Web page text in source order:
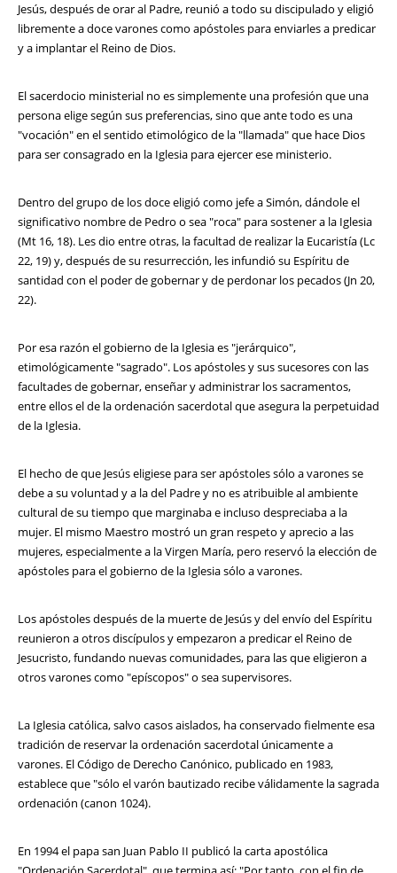
Jesús, después de orar al Padre, reunió a todo su discipulado y eligió
libremente a doce varones como apóstoles para enviarles a predicar
y a implantar el Reino de Dios.
El sacerdocio ministerial no es simplemente una profesión que una
persona elige según sus preferencias, sino que ante todo es una
"vocación" en el sentido etimológico de la "llamada" que hace Dios
para ser consagrado en la Iglesia para ejercer ese ministerio.
Dentro del grupo de los doce eligió como jefe a Simón, dándole el
significativo nombre de Pedro o sea "roca" para sostener a la Iglesia
(Mt 16, 18). Les dio entre otras, la facultad de realizar la Eucaristía (Lc
22, 19) y, después de su resurrección, les infundió su Espíritu de
santidad con el poder de gobernar y de perdonar los pecados (Jn 20,
22).
Por esa razón el gobierno de la Iglesia es "jerárquico",
etimológicamente "sagrado". Los apóstoles y sus sucesores con las
facultades de gobernar, enseñar y administrar los sacramentos,
entre ellos el de la ordenación sacerdotal que asegura la perpetuidad
de la Iglesia.
El hecho de que Jesús eligiese para ser apóstoles sólo a varones se
debe a su voluntad y a la del Padre y no es atribuible al ambiente
cultural de su tiempo que marginaba e incluso despreciaba a la
mujer. El mismo Maestro mostró un gran respeto y aprecio a las
mujeres, especialmente a la Virgen María, pero reservó la elección de
apóstoles para el gobierno de la Iglesia sólo a varones.
Los apóstoles después de la muerte de Jesús y del envío del Espíritu
reunieron a otros discípulos y empezaron a predicar el Reino de
Jesucristo, fundando nuevas comunidades, para las que eligieron a
otros varones como "epíscopos" o sea supervisores.
La Iglesia católica, salvo casos aislados, ha conservado fielmente esa
tradición de reservar la ordenación sacerdotal únicamente a
varones. El Código de Derecho Canónico, publicado en 1983,
establece que "sólo el varón bautizado recibe válidamente la sagrada
ordenación (canon 1024).
En 1994 el papa san Juan Pablo II publicó la carta apostólica